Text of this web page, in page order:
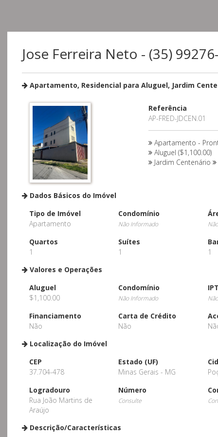
Jose Ferreira Neto - (35)
Apartamento, Residencial para Aluguel, Jardim
Referência
AP-FRED-JDCEN.01
Apartamento -
Aluguel ($1,100.00)
Jardim Centenário
Dados Básicos do Imóvel
Tipo de Imóvel
Apartamento
Condomínio
Não Informado
Quartos
1
Suítes
1
1
Valores e Operações
Aluguel
$1,100.00
Condomínio
Não Informado
Financiamento
Não
Carta de Crédito
Não
Localização do Imóvel
CEP
37.704-478
Estado (UF)
Minas Gerais - MG
Logradouro
Rua João Martins de
Araújo
Número
Consulte
Descrição/Características